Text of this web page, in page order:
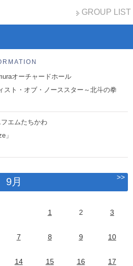
GROUP LIST
オーチャードホール
スト・オブ・ノーススター～北斗の拳
フエムたちかわ
」
9月 >>
1 2 3
7 8 9 10
14 15 16 17